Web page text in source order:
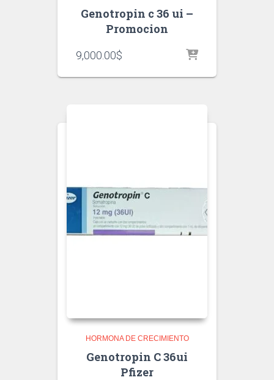
Genotropin c 36 ui –
Promocion
9,000.00$
HORMONA DE CRECIMIENTO
Genotropin C 36ui
Pfizer